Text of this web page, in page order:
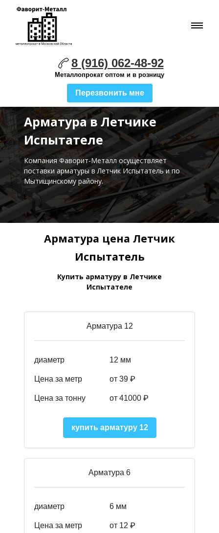
8 (916) 062-48-92
Металлопрокат оптом и в розницу
Перезвонить мне
Арматура в Летчике
Испытателе
Компания Фаворит-Металл осуществляет
поставки арматуры в Летчик Испытатель и по
Мытищинскому району.
Арматура цена Летчик
Испытатель
Купить арматуру в Летчике
Испытателе
Арматура 12
диаметр 12 мм
Цена за метр от 39 ₽
Цена за тонну от 41000 ₽
купить арматуру 12
Арматура 6
диаметр 6 мм
Цена за метр от 12 ₽